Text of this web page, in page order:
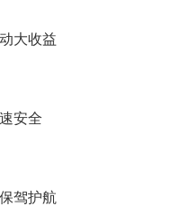
大收益
安全
驾护航